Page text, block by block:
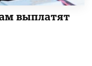
выплатят